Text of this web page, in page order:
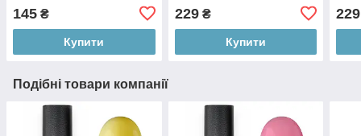
145 ₴
Купити
229₴
Купити
229
Подібні товари компанії